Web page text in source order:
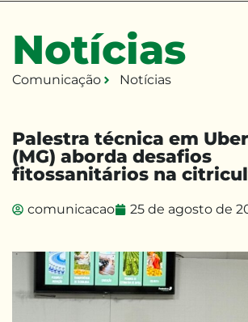
Notícias
Comunicação Notícias
comunicacao 25 de agosto de
Palestra técnica em
(MG) aborda desafios
fitossanitários na